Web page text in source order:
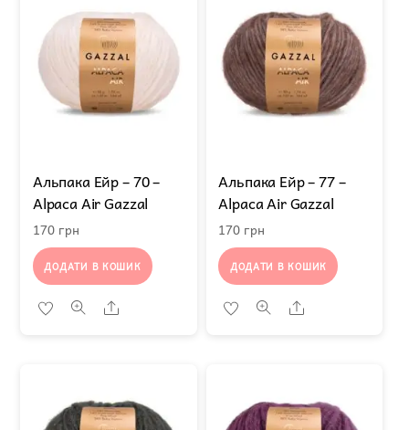
Альпака Ейр – 70 –
Alpaca Air Gazzal
170 грн
ДОДАТИ В КОШИК
Share
Альпака Ейр – 77 –
Alpaca Air Gazzal
170 грн
ДОДАТИ В КОШИК
Share